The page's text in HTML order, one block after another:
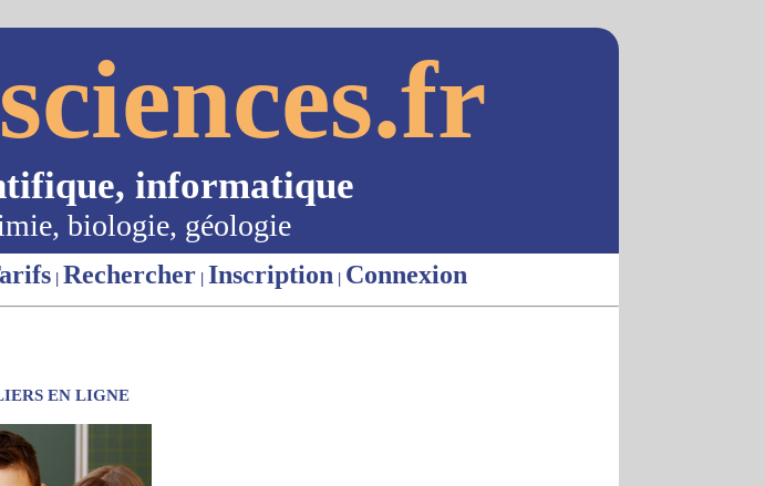
informatique
biologie, géologie
| Rechercher | Inscription | Connexion
EN LIGNE